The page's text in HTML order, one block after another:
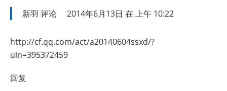
新羽 评论 2014年6月13日 在 上午 10:22
http://cf.qq.com/act/a20140604ssxd/?
uin=395372459
回复